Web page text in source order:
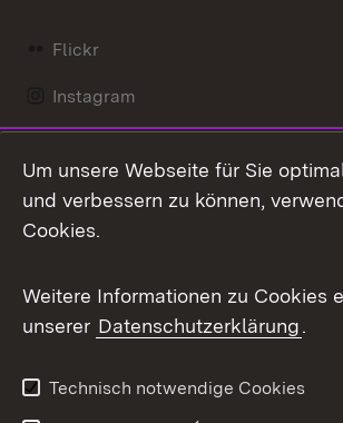
Flickr
Instagram
Mastodon
Messenger
Social Wall
X / Twitter
Youtube
Um unsere Webseite für Sie
und verbessern zu können,
Cookies.
Weitere Informationen zu Cookies
unserer Datenschutzerklärung.
Technisch notwendige Cookies